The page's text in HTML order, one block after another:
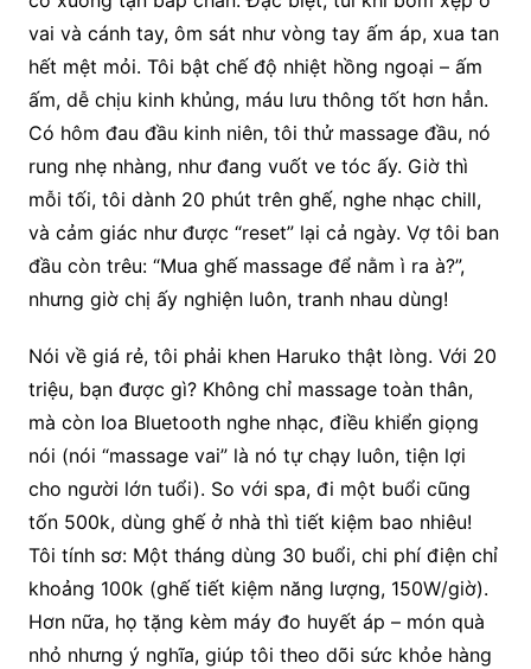
vai và cánh tay, ôm sát như vòng tay ấm áp, xua tan
hết mệt mỏi. Tôi bật chế độ nhiệt hồng ngoại – ấm
ấm, dễ chịu kinh khủng, máu lưu thông tốt hơn hẳn.
Có hôm đau đầu kinh niên, tôi thử massage đầu, nó
rung nhẹ nhàng, như đang vuốt ve tóc ấy. Giờ thì
mỗi tối, tôi dành 20 phút trên ghế, nghe nhạc chill,
và cảm giác như được “reset” lại cả ngày. Vợ tôi ban
đầu còn trêu: “Mua ghế massage để nằm ì ra à?”,
nhưng giờ chị ấy nghiện luôn, tranh nhau dùng!
Nói về giá rẻ, tôi phải khen Haruko thật lòng. Với 20
triệu, bạn được gì? Không chỉ massage toàn thân,
mà còn loa Bluetooth nghe nhạc, điều khiển giọng
nói (nói “massage vai” là nó tự chạy luôn, tiện lợi
cho người lớn tuổi). So với spa, đi một buổi cũng
tốn 500k, dùng ghế ở nhà thì tiết kiệm bao nhiêu!
Tôi tính sơ: Một tháng dùng 30 buổi, chi phí điện chỉ
khoảng 100k (ghế tiết kiệm năng lượng, 150W/giờ).
Hơn nữa, họ tặng kèm máy đo huyết áp – món quà
nhỏ nhưng ý nghĩa, giúp tôi theo dõi sức khỏe hàng